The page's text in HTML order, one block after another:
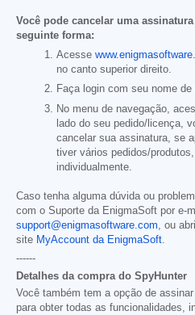
Você pode cancelar uma
seguinte forma:
Acesse
no canto superior direito.
Faça login com seu nome
No menu de navegação,
lado do seu pedido/licença,
cancelar sua assinatura, se
tiver vários pedidos/
individualmente.
Caso tenha alguma dúvida ou
com o Suporte da EnigmaSoft por e-
support@enigmasoftware.com , ou
site MyAccount da EnigmaSoft
------
Detalhes da compra do SpyHunter
Você também tem a opção de
para obter todas as funcionalidades,